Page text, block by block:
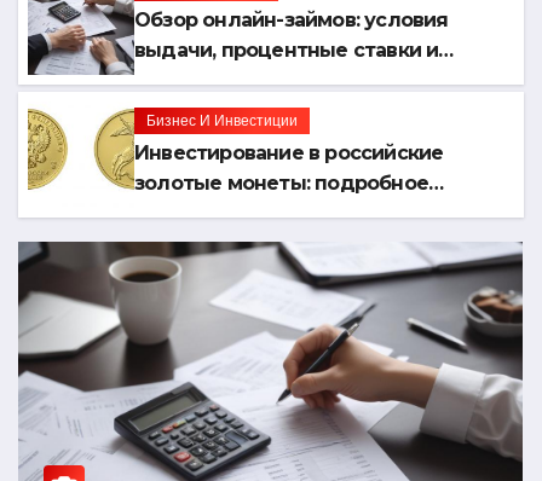
Обзор онлайн-займов: условия
выдачи, процентные ставки и
требования к заемщикам
Бизнес И Инвестиции
Инвестирование в российские
золотые монеты: подробное
руководство